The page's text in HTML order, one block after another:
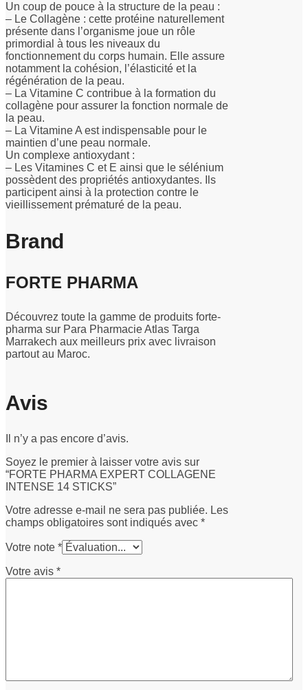
Un coup de pouce à la structure de la peau :
– Le Collagène : cette protéine naturellement
présente dans l’organisme joue un rôle
primordial à tous les niveaux du
fonctionnement du corps humain. Elle assure
notamment la cohésion, l’élasticité et la
régénération de la peau.
– La Vitamine C contribue à la formation du
collagène pour assurer la fonction normale de
la peau.
– La Vitamine A est indispensable pour le
maintien d’une peau normale.
Un complexe antioxydant :
– Les Vitamines C et E ainsi que le sélénium
possèdent des propriétés antioxydantes. Ils
participent ainsi à la protection contre le
vieillissement prématuré de la peau.
Brand
FORTE PHARMA
Découvrez toute la gamme de produits forte-
pharma sur Para Pharmacie Atlas Targa
Marrakech aux meilleurs prix avec livraison
partout au Maroc.
Avis
Il n’y a pas encore d’avis.
Soyez le premier à laisser votre avis sur
“FORTE PHARMA EXPERT COLLAGENE
INTENSE 14 STICKS”
Votre adresse e-mail ne sera pas publiée. Les
champs obligatoires sont indiqués avec *
Votre note *
Votre avis *